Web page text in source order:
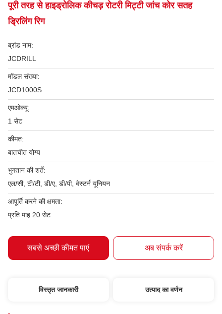
पूरी तरह से हाइड्रोलिक कीचड़ रोटरी मिट्टी जांच कोर सतह
ड्रिलिंग रिग
ब्रांड नाम:
JCDRILL
मॉडल संख्या:
JCD1000S
एमओक्यू:
1 सेट
कीमत:
बातचीत योग्य
भुगतान की शर्तें:
एल/सी, टी/टी, डी/ए, डी/पी, वेस्टर्न यूनियन
आपूर्ति करने की क्षमता:
प्रति माह 20 सेट
सबसे अच्छी कीमत पाएं अब संपर्क करें
विस्तृत जानकारी उत्पाद का वर्णन